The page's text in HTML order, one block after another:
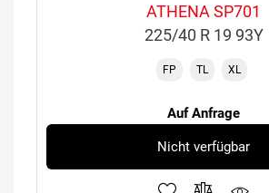
ATHENA SP701
225/40 R 19 93Y
FP TL XL
Auf Anfrage
Nicht verfügbar